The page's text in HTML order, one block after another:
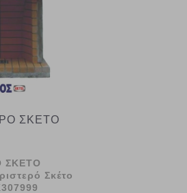
ΣΚΕΤΟ
ΣΚΕΤΟ
Σκέτο